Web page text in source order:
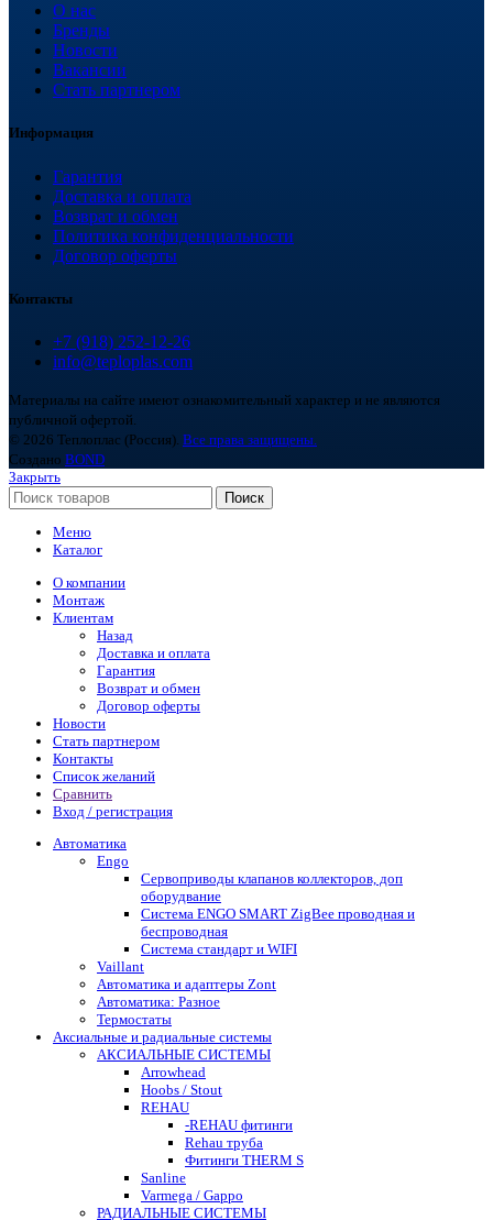
О нас
Бренды
Новости
Вакансии
Стать партнером
Информация
Гарантия
Доставка и оплата
Возврат и обмен
Политика конфиденциальности
Договор оферты
Контакты
+7 (918) 252-12-26
info@teploplas.com
Материалы на сайте имеют ознакомительный характер и не являются
публичной офертой.
© 2026 Теплоплас (Россия). Все права защищены.
Создано BOND
Закрыть
Поиск
Меню
Каталог
О компании
Монтаж
Клиентам
Назад
Доставка и оплата
Гарантия
Возврат и обмен
Договор оферты
Новости
Стать партнером
Контакты
Список желаний
Сравнить
Вход / регистрация
Автоматика
Engo
Сервоприводы клапанов коллекторов, доп
оборудвание
Система ENGO SMART ZigBee проводная и
беспроводная
Система стандарт и WIFI
Vaillant
Автоматика и адаптеры Zont
Автоматика: Разное
Термостаты
Аксиальные и радиальные системы
АКСИАЛЬНЫЕ СИСТЕМЫ
Arrowhead
Hoobs / Stout
REHAU
-REHAU фитинги
Rehau труба
Фитинги THERM S
Sanline
Varmega / Gappo
РАДИАЛЬНЫЕ СИСТЕМЫ